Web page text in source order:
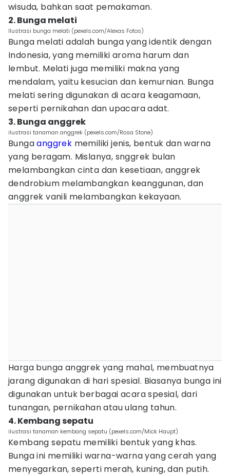
wisuda, bahkan saat pemakaman.
2. Bunga melati
Ilustrasi bunga melati (pexels.com/Alexas Fotos)
Bunga melati adalah bunga yang identik dengan
Indonesia, yang memiliki aroma harum dan
lembut. Melati juga memiliki makna yang
mendalam, yaitu kesucian dan kemurnian. Bunga
melati sering digunakan di acara keagamaan,
seperti pernikahan dan upacara adat.
3. Bunga anggrek
ilustrasi tanaman anggrek (pexels.com/Rosa Stone)
Bungaanggrek memiliki jenis, bentuk dan warna
yang beragam. Mislanya, snggrek bulan
melambangkan cinta dan kesetiaan, anggrek
dendrobium melambangkan keanggunan, dan
anggrek vanili melambangkan kekayaan.
Harga bunga anggrek yang mahal, membuatnya
jarang digunakan di hari spesial. Biasanya bunga ini
digunakan untuk berbagai acara spesial, dari
tunangan, pernikahan atau ulang tahun.
4. Kembang sepatu
ilustrasi tanaman kembang sepatu (pexels.com/Mick Haupt)
Kembang sepatu memiliki bentuk yang khas.
Bunga ini memiliki warna-warna yang cerah yang
menyegarkan, seperti merah, kuning, dan putih.